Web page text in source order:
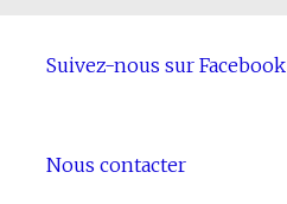
Suivez-nous sur Facebook
Nous contacter